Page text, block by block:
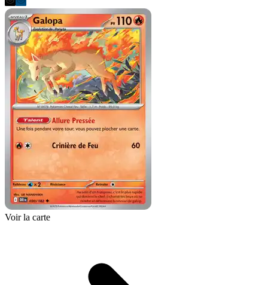
Voir la carte